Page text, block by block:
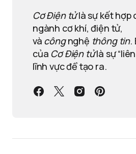
Cơ Điện tửlà sự kết hợp
ngành cơ khí, điện tử,
và côngnghệ thông tin.
của Cơ Điện tửlà sự
lĩnh vực để tạo ra.